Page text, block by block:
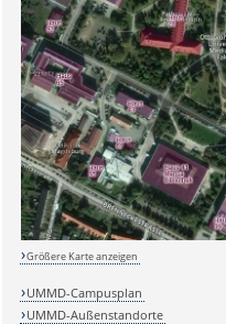
Sicherheitsabfrage:
Lösung:
Größere Karte anzeigen
UMMD-Campusplan
UMMD-Außenstandorte